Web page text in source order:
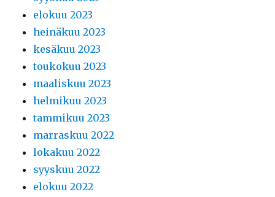
elokuu 2023
heinäkuu 2023
kesäkuu 2023
toukokuu 2023
maaliskuu 2023
helmikuu 2023
tammikuu 2023
marraskuu 2022
lokakuu 2022
syyskuu 2022
elokuu 2022